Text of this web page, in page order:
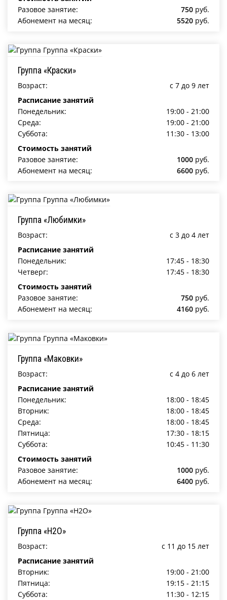
Разовое занятие:
750 руб.
Абонемент на месяц:
5520 руб.
Группа «Краски»
Возраст:
c 7 до 9 лет
Расписание занятий
Понедельник:
19:00 - 21:00
Среда:
19:00 - 21:00
Суббота:
11:30 - 13:00
Стоимость занятий
Разовое занятие:
1000 руб.
Абонемент на месяц:
6600 руб.
Группа «Любимки»
Возраст:
c 3 до 4 лет
Расписание занятий
Понедельник:
17:45 - 18:30
Четверг:
17:45 - 18:30
Стоимость занятий
Разовое занятие:
750 руб.
Абонемент на месяц:
4160 руб.
Группа «Маковки»
Возраст:
c 4 до 6 лет
Расписание занятий
Понедельник:
18:00 - 18:45
Вторник:
18:00 - 18:45
Среда:
18:00 - 18:45
Пятница:
17:30 - 18:15
Суббота:
10:45 - 11:30
Стоимость занятий
Разовое занятие:
1000 руб.
Абонемент на месяц:
6400 руб.
Группа «Н2О»
Возраст:
c 11 до 15 лет
Расписание занятий
Вторник:
19:00 - 21:00
Пятница:
19:15 - 21:15
Суббота:
11:30 - 12:15